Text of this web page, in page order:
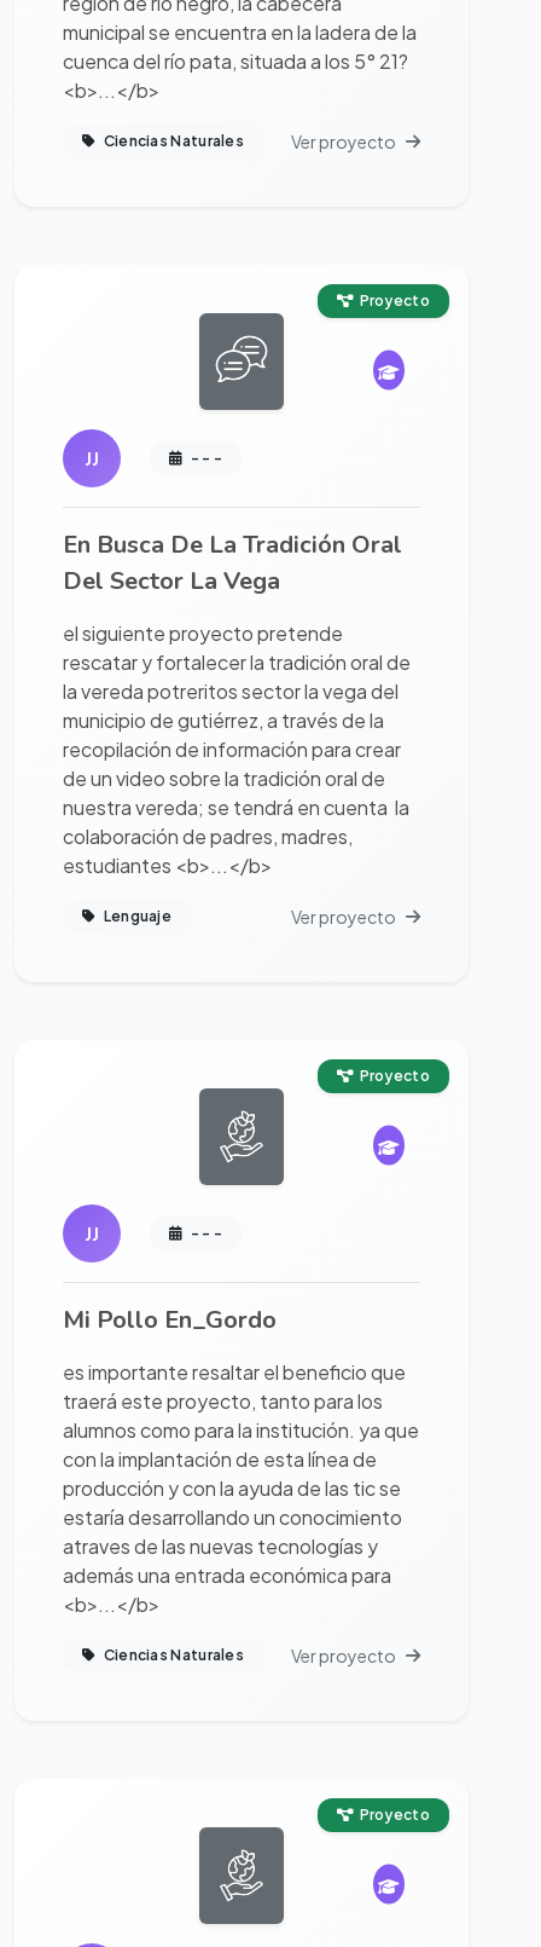
municipal se encuentra en la ladera de la
cuenca del río pata, situada a los 5° 21?
<b>...</b>
Ciencias Naturales Ver proyecto
Proyecto
JJ - - -
En Busca De La Tradición Oral
Del Sector La Vega
el siguiente proyecto pretende
rescatar y fortalecer la tradición oral de
la vereda potreritos sector la vega del
municipio de gutiérrez, a través de la
recopilación de información para crear
de un video sobre la tradición oral de
nuestra vereda; se tendrá en cuenta la
colaboración de padres, madres,
estudiantes <b>...</b>
Lenguaje Ver proyecto
Proyecto
JJ - - -
Mi Pollo En_Gordo
es importante resaltar el beneficio que
traerá este proyecto, tanto para los
alumnos como para la institución. ya que
con la implantación de esta línea de
producción y con la ayuda de las tic se
estaría desarrollando un conocimiento
atraves de las nuevas tecnologías y
además una entrada económica para
<b>...</b>
Ciencias Naturales Ver proyecto
Proyecto